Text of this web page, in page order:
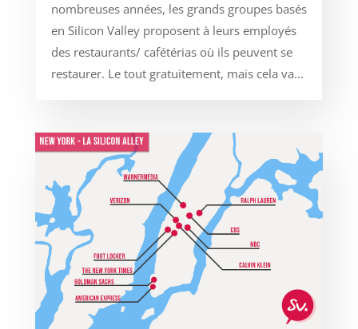
nombreuses années, les grands groupes basés
en Silicon Valley proposent à leurs employés
des restaurants/ cafétérias où ils peuvent se
restaurer. Le tout gratuitement, mais cela va...